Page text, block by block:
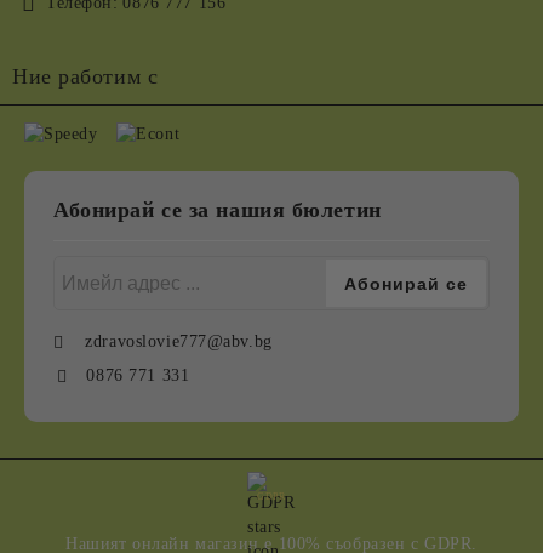
Ние работим с
Абонирай се за нашия бюлетин
zdravoslovie777@abv.bg
0876 771 331
GDPR
Нашият онлайн магазин е 100% съобразен с GDPR.